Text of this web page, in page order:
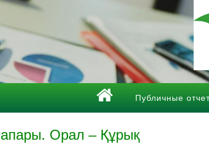
Публичные
Орал – Құрық